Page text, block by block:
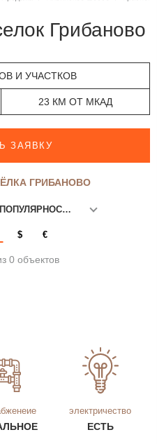
Грибаново
И УЧАСТКОВ
23 КМ ОТ МКАД
ЗАЯВКУ
ГРИБАНОВО
ПО ПОПУЛЯРНОСТИ
$ €
0 объектов
электричество
ЕСТЬ